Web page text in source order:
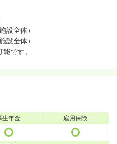
設全体）
設全体）
です。
生年金 雇用保険